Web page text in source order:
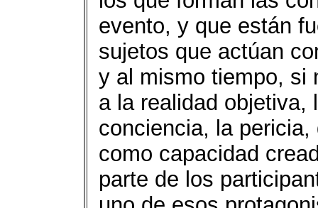
evento, y que están
sujetos que actúan
y al mismo tiempo, si
a la realidad objetiva,
conciencia, la
como capacidad
parte de los